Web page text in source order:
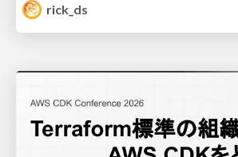
rick_ds